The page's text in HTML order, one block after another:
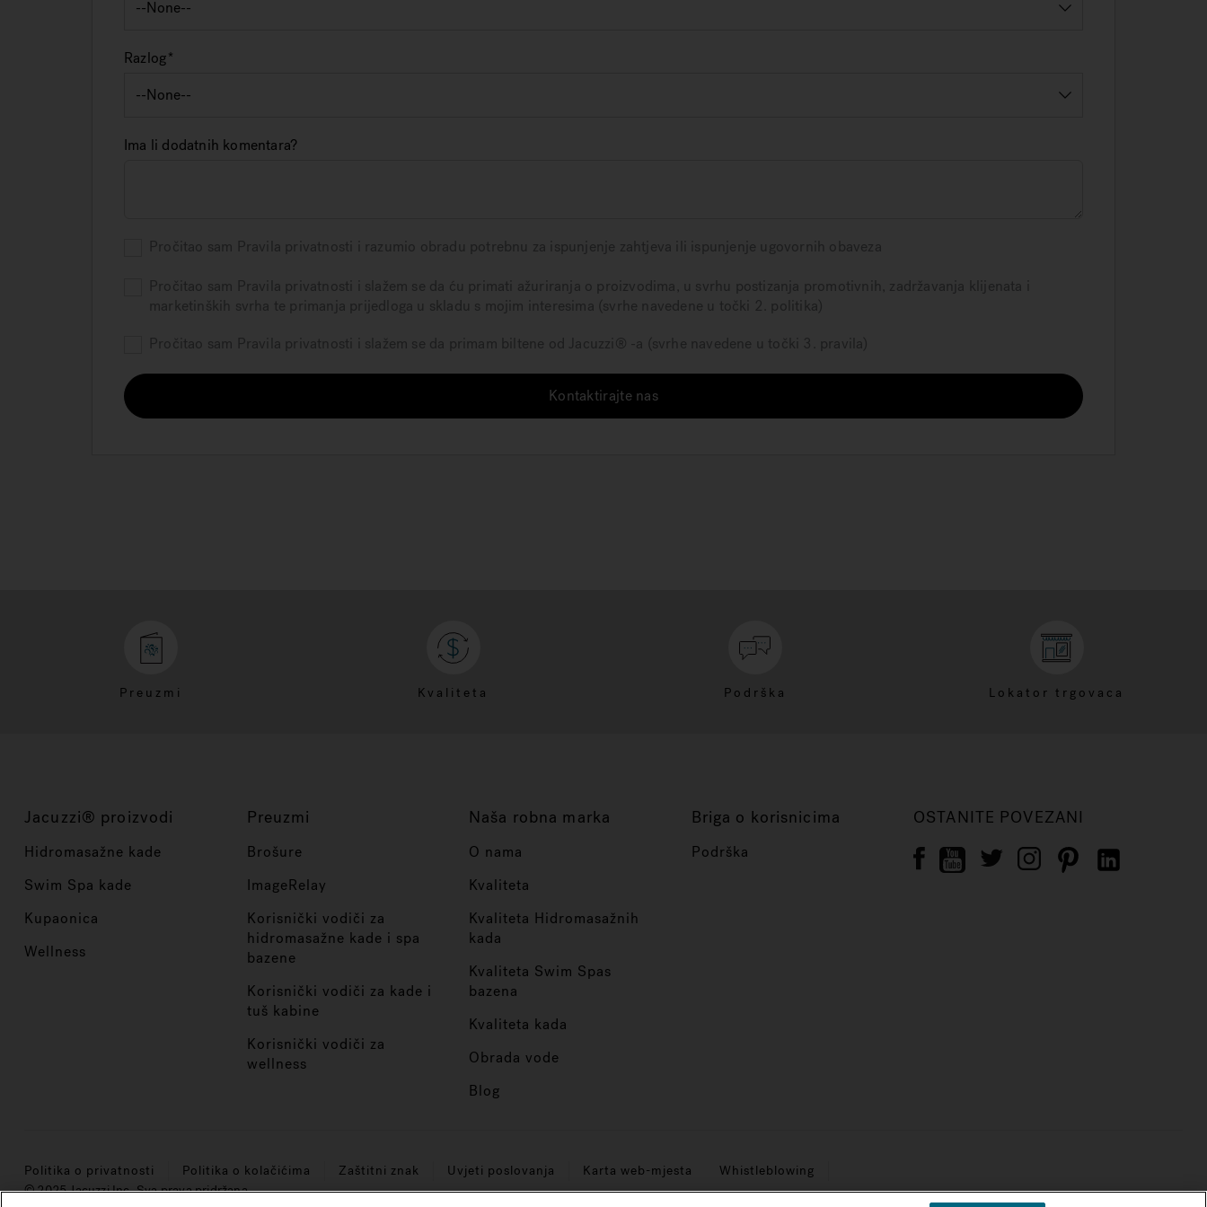
Razlog
Ima li dodatnih komentara?
Pročitao sam Pravila privatnosti i razumio obradu potrebnu za ispunjenje zahtjeva ili ispunjenje ugovornih obaveza
Pročitao sam Pravila privatnosti i slažem se da ću primati ažuriranja o proizvodima, u svrhu postizanja promotivnih, zadržavanja klijenata i
marketinških svrha te primanja prijedloga u skladu s mojim interesima (svrhe navedene u točki 2. politika)
Pročitao sam Pravila privatnosti i slažem se da primam biltene od Jacuzzi® -a (svrhe navedene u točki 3. pravila)
Kontaktirajte nas
Preuzmi Kvaliteta Podrška Lokator trgovaca
Jacuzzi® proizvodi
Hidromasažne kade
Swim Spa kade
Kupaonica
Wellness
Preuzmi
Brošure
ImageRelay
Korisnički vodiči za
hidromasažne kade i spa
bazene
Korisnički vodiči za kade i
tuš kabine
Korisnički vodiči za
wellness
Naša robna marka
O nama
Kvaliteta
Kvaliteta Hidromasažnih
kada
Kvaliteta Swim Spas
bazena
Kvaliteta kada
Obrada vode
Blog
Briga o korisnicima
Podrška
OSTANITE POVEZANI
Politika o privatnosti Politika o kolačićima Zaštitni znak Uvjeti poslovanja Karta web-mjesta
Whistleblowing
© 2025 Jacuzzi Inc. Sva prava pridržana.